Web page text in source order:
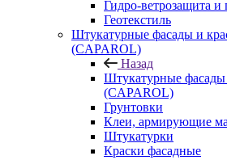
Гидро-ветрозащита и
Геотекстиль
Штукатурные фасады и
(CAPAROL)
Назад
Штукатурные
(CAPAROL)
Грунтовки
Клеи, армирующие
Штукатурки
Краски фасадные